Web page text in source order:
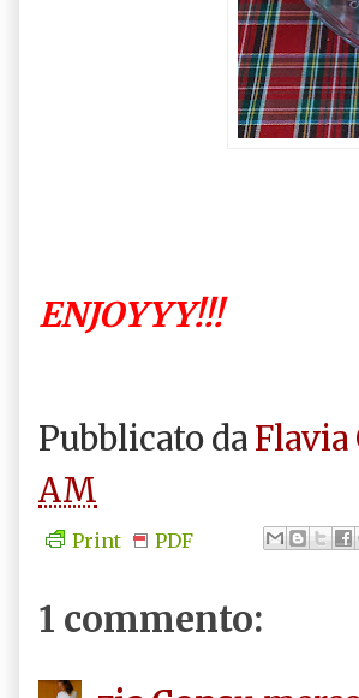
ENJOYYY!!!
Pubblicato da Flavia
AM
Print PDF
1 commento: